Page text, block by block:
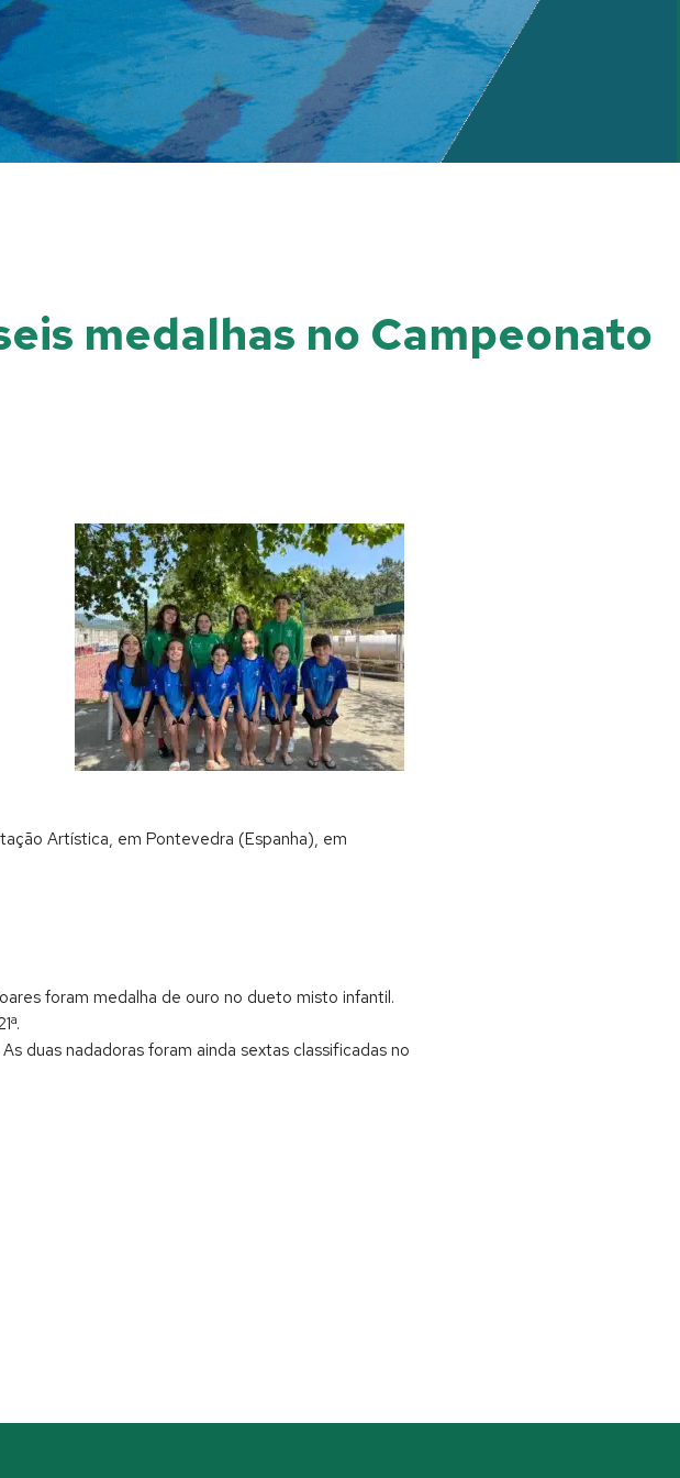
medalhas no Campeonato
Artística, em Pontevedra (Espanha), em
foram medalha de ouro no dueto misto infantil.
duas nadadoras foram ainda sextas classificadas no